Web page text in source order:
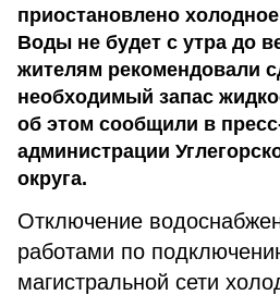
приостановлено
Воды не будет с утра до
жителям рекомендовали
необходимый запас
об этом сообщили в
администрации
округа.
Отключение
работами по
магистральной сети